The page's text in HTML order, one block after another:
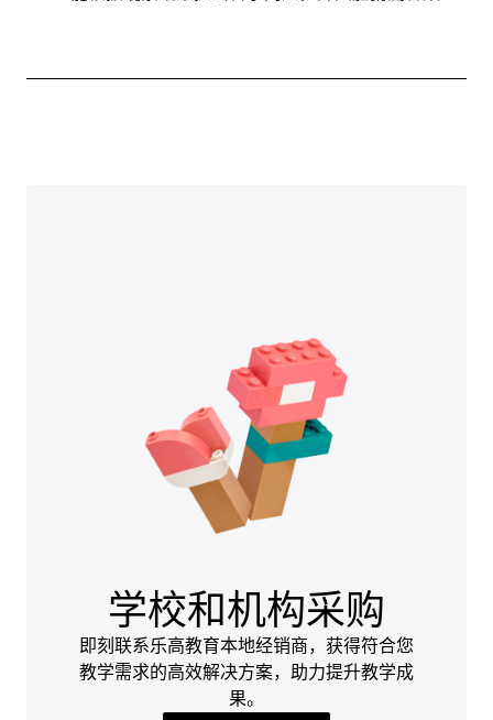
学校和机构采购
即刻联系乐高教育本地经销商，获得符合您
教学需求的高效解决方案，助力提升教学成
果。